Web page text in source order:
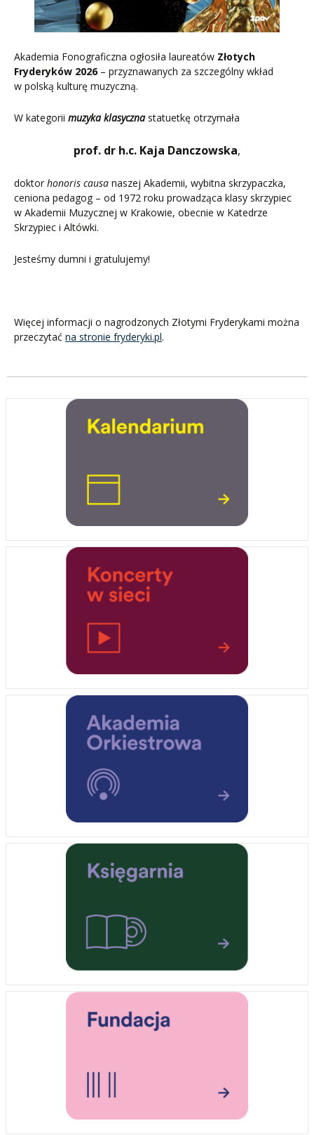
Akademia Fonograficzna ogłosiła laureatów Złotych
Fryderyków 2026– przyznawanych za szczególny wkład
w polską kulturę muzyczną.
W kategorii muzyka klasycznastatuetkę otrzymała
prof. dr h.c. Kaja Danczowska,
doktor honoris causa naszej Akademii, wybitna skrzypaczka,
ceniona pedagog – od 1972 roku prowadząca klasy skrzypiec
w Akademii Muzycznej w Krakowie, obecnie w Katedrze
Skrzypiec i Altówki.
Jesteśmy dumni i gratulujemy!
Więcej informacji o nagrodzonych Złotymi Fryderykami można
przeczytać na stronie fryderyki.pl.